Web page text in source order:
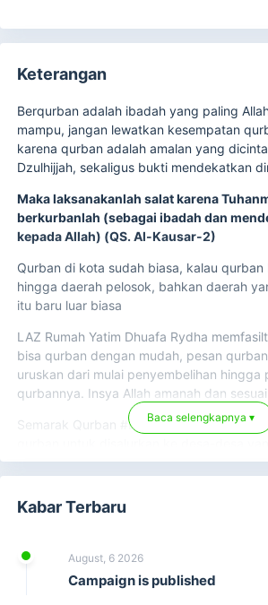
Keterangan
Berqurban adalah ibadah yang paling
mampu, jangan lewatkan kesempatan
karena qurban adalah amalan yang
Dzulhijjah, sekaligus bukti mendekatkan
Maka laksanakanlah salat karena
berkurbanlah (sebagai ibadah dan
kepada Allah) (QS. Al-Kausar-2)
Qurban di kota sudah biasa, kalau qurban
hingga daerah pelosok, bahkan daerah
itu baru luar biasa
LAZ Rumah Yatim Dhuafa Rydha
bisa qurban dengan mudah, pesan
uruskan dari mulai penyembelihan hingga
qurbannya. Insya Allah amanah dan
Semarak Qurban #BeribuManfaat adalah
penyembelihan hewan qurban. Hewan
peternak desa sebagai bagian
warga desa. Tahun ini Qurban bersama
Dhuafa Rydha bisa menjadi pilihan qurban
Mengapa Harus Berqurban di LAZ Rumah
Rydha?
Baca selengkapnya ▾
Kabar Terbaru
August, 6 2026
Campaign is published